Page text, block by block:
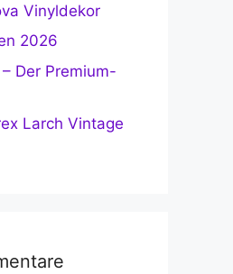
Vinyldekor
2026
Der Premium-
Larch Vintage